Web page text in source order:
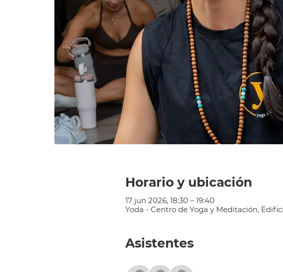
Horario y ubicación
17 jun 2026, 18:30 – 19:40
Yoda - Centro de Yoga y Meditación,
Asistentes